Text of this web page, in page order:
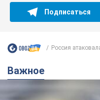
Подписаться
Россия
Важное